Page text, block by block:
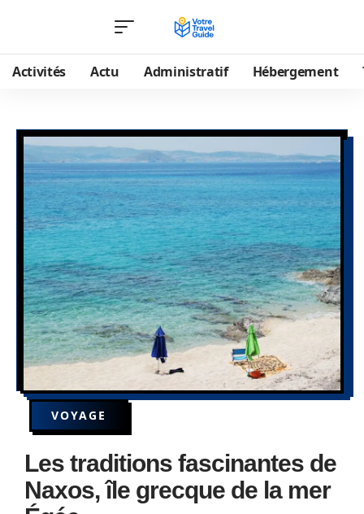
Activités Actu Administratif Hébergement
VOYAGE
Les traditions fascinantes de
Naxos, île grecque de la mer